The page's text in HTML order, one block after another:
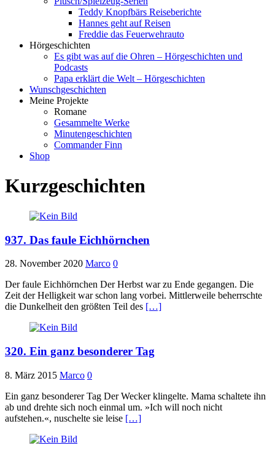
Teddy Knopfbärs Reiseberichte
Hannes geht auf Reisen
Freddie das Feuerwehrauto
Hörgeschichten
Es gibt was auf die Ohren – Hörgeschichten und
Podcasts
Papa erklärt die Welt – Hörgeschichten
Wunschgeschichten
Meine Projekte
Romane
Gesammelte Werke
Minutengeschichten
Commander Finn
Shop
Kurzgeschichten
937. Das faule Eichhörnchen
28. November 2020 Marco 0
Der faule Eichhörnchen Der Herbst war zu Ende gegangen. Die
Zeit der Helligkeit war schon lang vorbei. Mittlerweile beherrschte
die Dunkelheit den größten Teil des […]
320. Ein ganz besonderer Tag
8. März 2015 Marco 0
Ein ganz besonderer Tag Der Wecker klingelte. Mama schaltete ihn
ab und drehte sich noch einmal um. »Ich will noch nicht
aufstehen.«, nuschelte sie leise […]